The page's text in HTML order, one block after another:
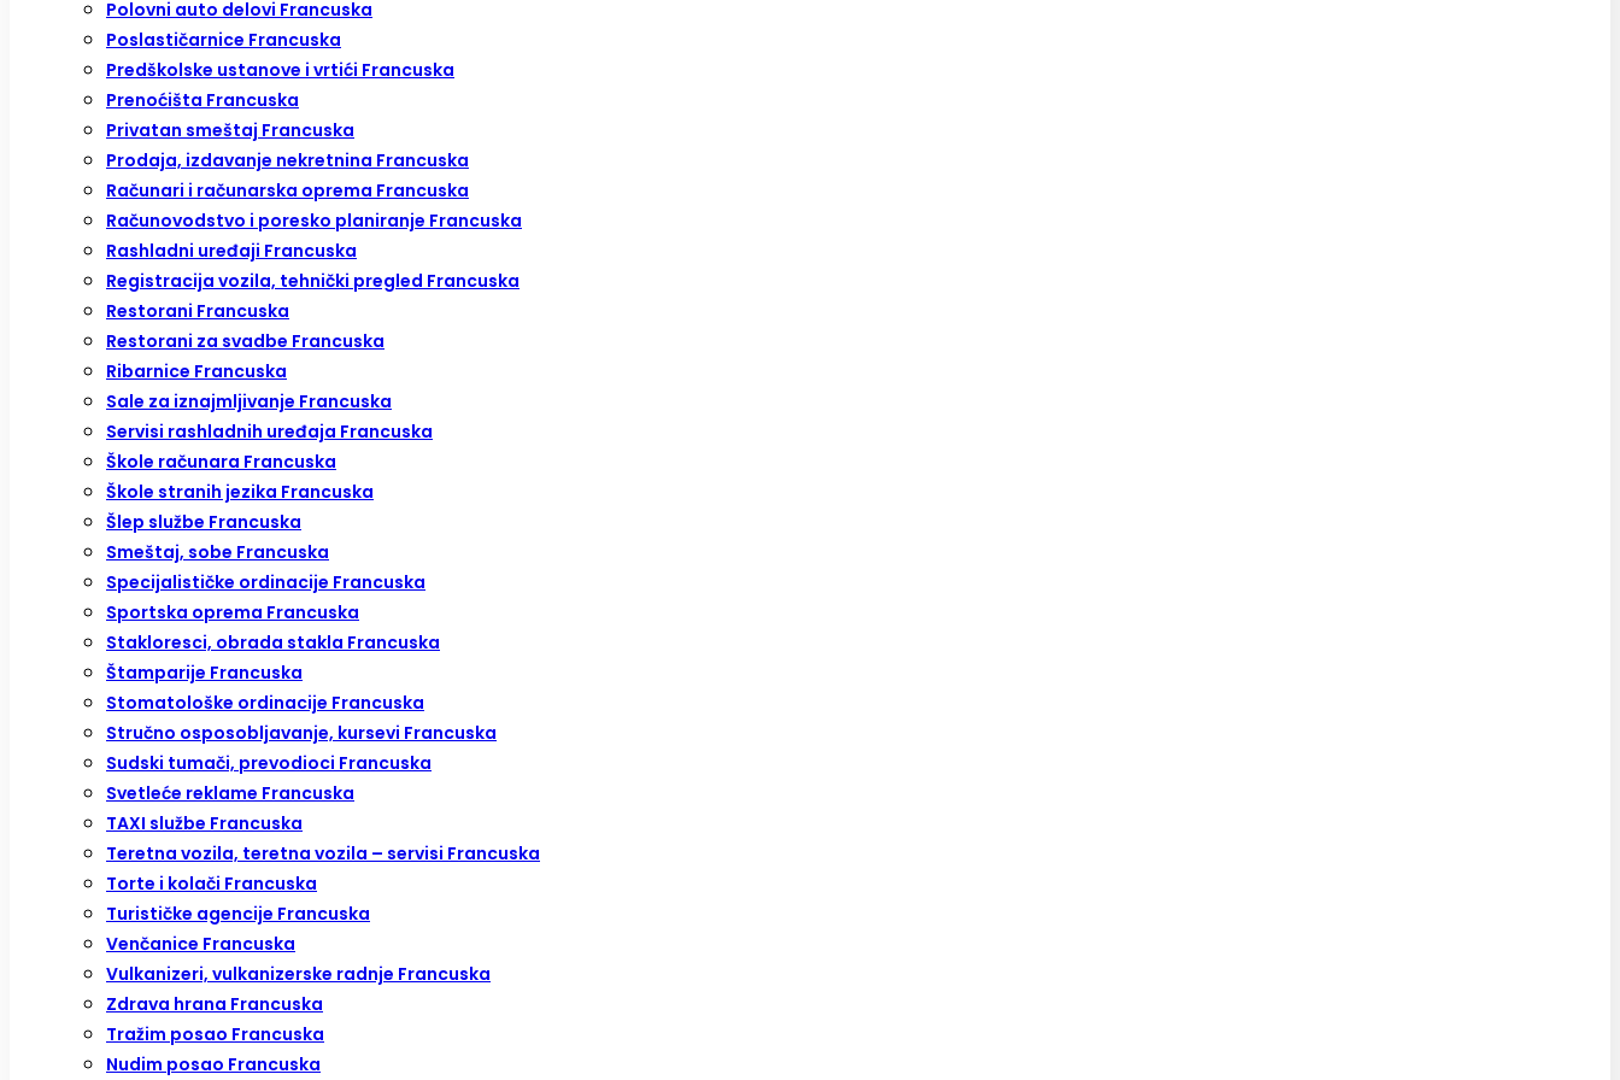
Polovni auto delovi Francuska
Poslastičarnice Francuska
Predškolske ustanove i vrtići Francuska
Prenoćišta Francuska
Privatan smeštaj Francuska
Prodaja, izdavanje nekretnina Francuska
Računari i računarska oprema Francuska
Računovodstvo i poresko planiranje Francuska
Rashladni uređaji Francuska
Registracija vozila, tehnički pregled Francuska
Restorani Francuska
Restorani za svadbe Francuska
Ribarnice Francuska
Sale za iznajmljivanje Francuska
Servisi rashladnih uređaja Francuska
Škole računara Francuska
Škole stranih jezika Francuska
Šlep službe Francuska
Smeštaj, sobe Francuska
Specijalističke ordinacije Francuska
Sportska oprema Francuska
Stakloresci, obrada stakla Francuska
Štamparije Francuska
Stomatološke ordinacije Francuska
Stručno osposobljavanje, kursevi Francuska
Sudski tumači, prevodioci Francuska
Svetleće reklame Francuska
TAXI službe Francuska
Teretna vozila, teretna vozila – servisi Francuska
Torte i kolači Francuska
Turističke agencije Francuska
Venčanice Francuska
Vulkanizeri, vulkanizerske radnje Francuska
Zdrava hrana Francuska
Tražim posao Francuska
Nudim posao Francuska